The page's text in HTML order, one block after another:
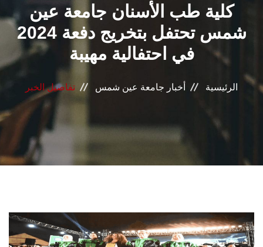
الشئون الأكاديمية
البحث العلمي
المراكز والوحدات
الأنظمة الذكية
الطلاب
كلية طب الأسنان جامعة عين
شمس تحتفل بتخريج دفعة 2024
في احتفالية مهيبة
الرئيسية أخبار جامعة عين شمس تفاصيل الخبر